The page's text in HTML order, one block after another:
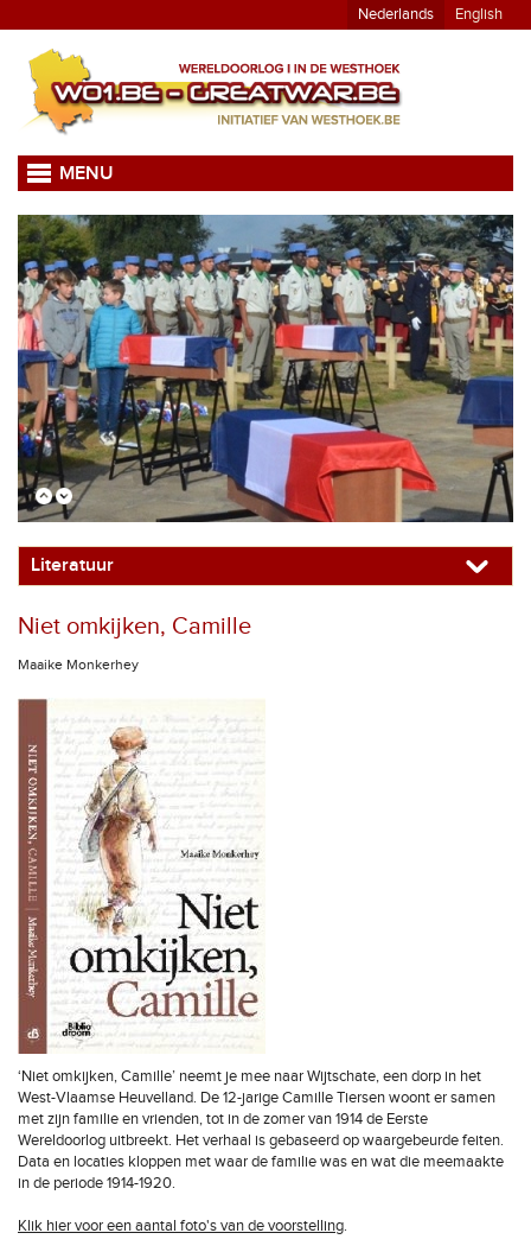
Nederlands English
MENU
Literatuur
Niet omkijken, Camille
Maaike Monkerhey
‘Niet omkijken, Camille’ neemt je mee naar Wijtschate, een dorp in het
West-Vlaamse Heuvelland. De 12-jarige Camille Tiersen woont er samen
met zijn familie en vrienden, tot in de zomer van 1914 de Eerste
Wereldoorlog uitbreekt. Het verhaal is gebaseerd op waargebeurde feiten.
Data en locaties kloppen met waar de familie was en wat die meemaakte
in de periode 1914-1920.
Klik hier voor een aantal foto's van de voorstelling.